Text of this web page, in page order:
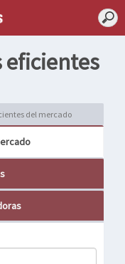
eficientes
del mercado